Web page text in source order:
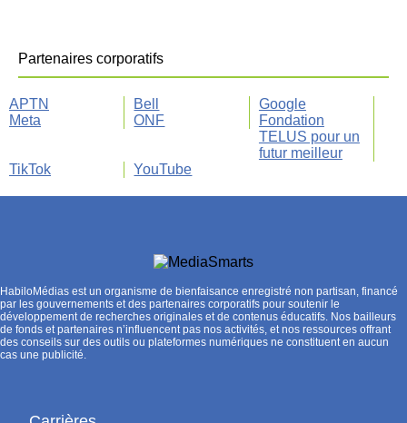
Partenaires corporatifs
APTN Bell
Google
Meta
ONF
Fondation
TELUS pour un
futur meilleur
TikTok
YouTube
HabiloMédias est un organisme de bienfaisance enregistré non partisan, financé
par les gouvernements et des partenaires corporatifs pour soutenir le
développement de recherches originales et de contenus éducatifs. Nos bailleurs
de fonds et partenaires n’influencent pas nos activités, et nos ressources offrant
des conseils sur des outils ou plateformes numériques ne constituent en aucun
cas une publicité.